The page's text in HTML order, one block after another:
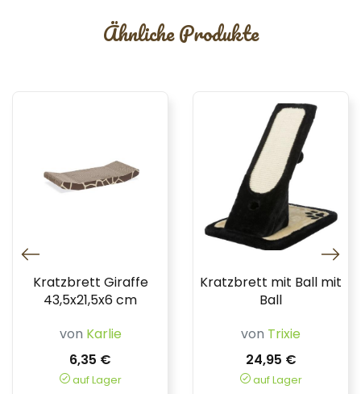
Ähnliche Produkte
Kratzbrett Giraffe
43,5x21,5x6 cm
von Karlie
6,35 €
auf Lager
Kratzbrett mit Ball mit
Ball
von Trixie
24,95 €
auf Lager